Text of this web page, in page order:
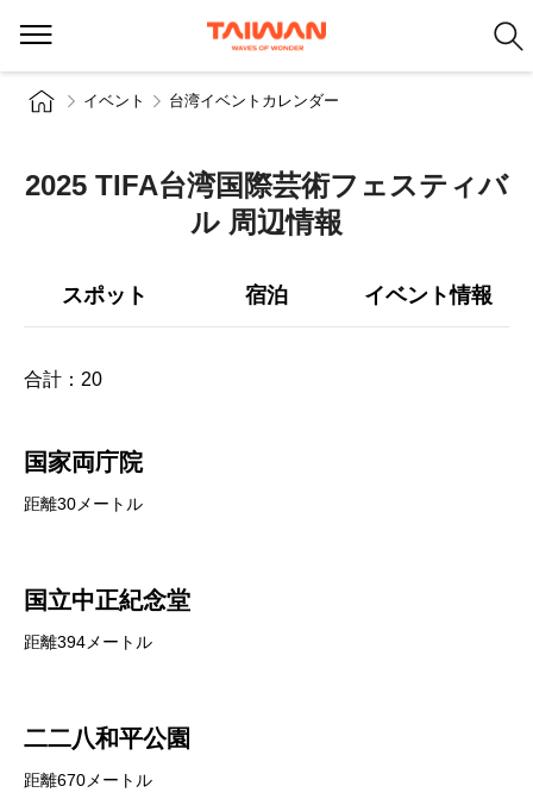
イベント 台湾イベントカレンダー
2025 TIFA台湾国際芸術フェスティバ
ル 周辺情報
スポット 宿泊 イベント情報
合計： 20
国家両庁院
距離30メートル
国立中正紀念堂
距離394メートル
二二八和平公園
距離670メートル